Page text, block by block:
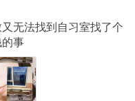
无法找到自习室找了个
事